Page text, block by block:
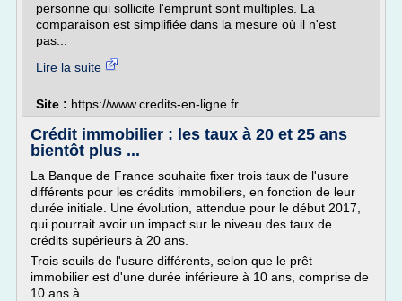
personne qui sollicite l'emprunt sont multiples. La
comparaison est simplifiée dans la mesure où il n'est
pas...
Lire la suite
Site : https://www.credits-en-ligne.fr
Crédit immobilier : les taux à 20 et 25 ans
bientôt plus ...
La Banque de France souhaite fixer trois taux de l'usure
différents pour les crédits immobiliers, en fonction de leur
durée initiale. Une évolution, attendue pour le début 2017,
qui pourrait avoir un impact sur le niveau des taux de
crédits supérieurs à 20 ans.
Trois seuils de l'usure différents, selon que le prêt
immobilier est d'une durée inférieure à 10 ans, comprise de
10 ans à...